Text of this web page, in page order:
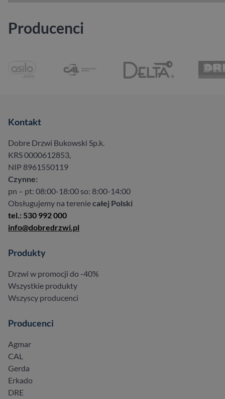
Producenci
Kontakt
Dobre Drzwi Bukowski Sp.k.
KRS 0000612853,
NIP 8961550119
Czynne:
pn – pt: 08:00-18:00 so: 8:00-14:00
Obsługujemy na tereniecałej Polski
tel.: 530 992 000
info@dobredrzwi.pl
Produkty
Drzwi w promocji do -40%
Wszystkie produkty
Wszyscy producenci
Producenci
Agmar
CAL
Gerda
Erkado
DRE